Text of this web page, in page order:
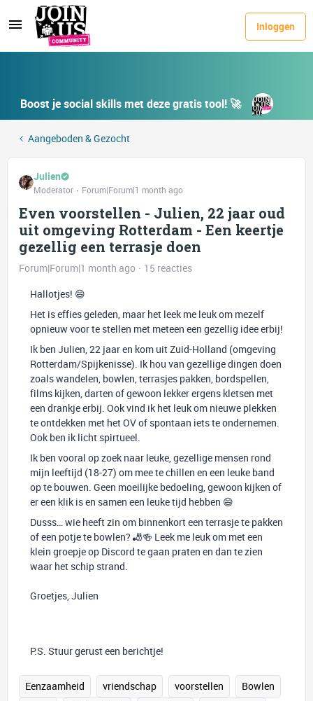
Inloggen
Boost je social skills met deze gratis tool! 🚀
Aangeboden & Gezocht
Julien
Moderator Forum|Forum|1 month ago
Even voorstellen - Julien, 22 jaar oud
uit omgeving Rotterdam - Een keertje
gezellig een terrasje doen
Forum|Forum|1 month ago
15 reacties
Hallotjes! 😄
Het is effies geleden, maar het leek me leuk om mezelf
opnieuw voor te stellen met meteen een gezellig idee erbij!
Ik ben Julien, 22 jaar en kom uit Zuid-Holland (omgeving
Rotterdam/Spijkenisse). Ik hou van gezellige dingen doen
zoals wandelen, bowlen, terrasjes pakken, bordspellen,
films kijken, darten of gewoon lekker ergens kletsen met
een drankje erbij. Ook vind ik het leuk om nieuwe plekken
te ontdekken met het OV of spontaan iets te ondernemen.
Ook ben ik licht spirtueel.
Ik ben vooral op zoek naar leuke, gezellige mensen rond
mijn leeftijd (18-27) om mee te chillen en een leuke band
op te bouwen. Geen moeilijke bedoeling, gewoon kijken of
er een klik is en samen een leuke tijd hebben 😄
Dusss… wie heeft zin om binnenkort een terrasje te pakken
of een potje te bowlen? 🎳🍻 Leek me leuk om met een
klein groepje op Discord te gaan praten en dan te zien
waar het schip strand.
Groetjes, Julien
P.S. Stuur gerust een berichtje!
Eenzaamheid vriendschap voorstellen
Bowlen